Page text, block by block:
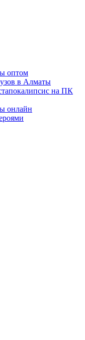
оптом
в Алматы
на ПК
онлайн